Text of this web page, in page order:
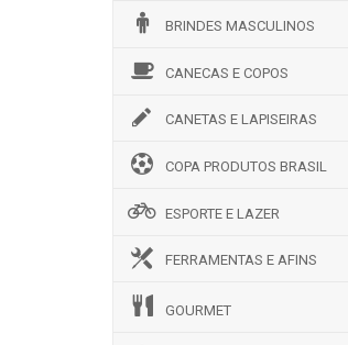
BRINDES MASCULINOS
CANECAS E COPOS
CANETAS E LAPISEIRAS
COPA PRODUTOS BRASIL
ESPORTE E LAZER
FERRAMENTAS E AFINS
GOURMET